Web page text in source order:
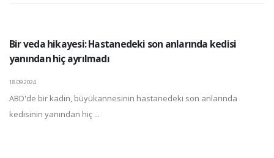
Bir veda hikayesi: Hastanedeki son anlarında kedisi
yanından hiç ayrılmadı
18.09.2024
ABD'de bir kadın, büyükannesinin hastanedeki son anlarında
kedisinin yanından hiç ...